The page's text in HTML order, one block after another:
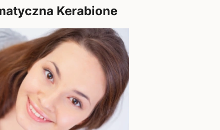
Kerabione